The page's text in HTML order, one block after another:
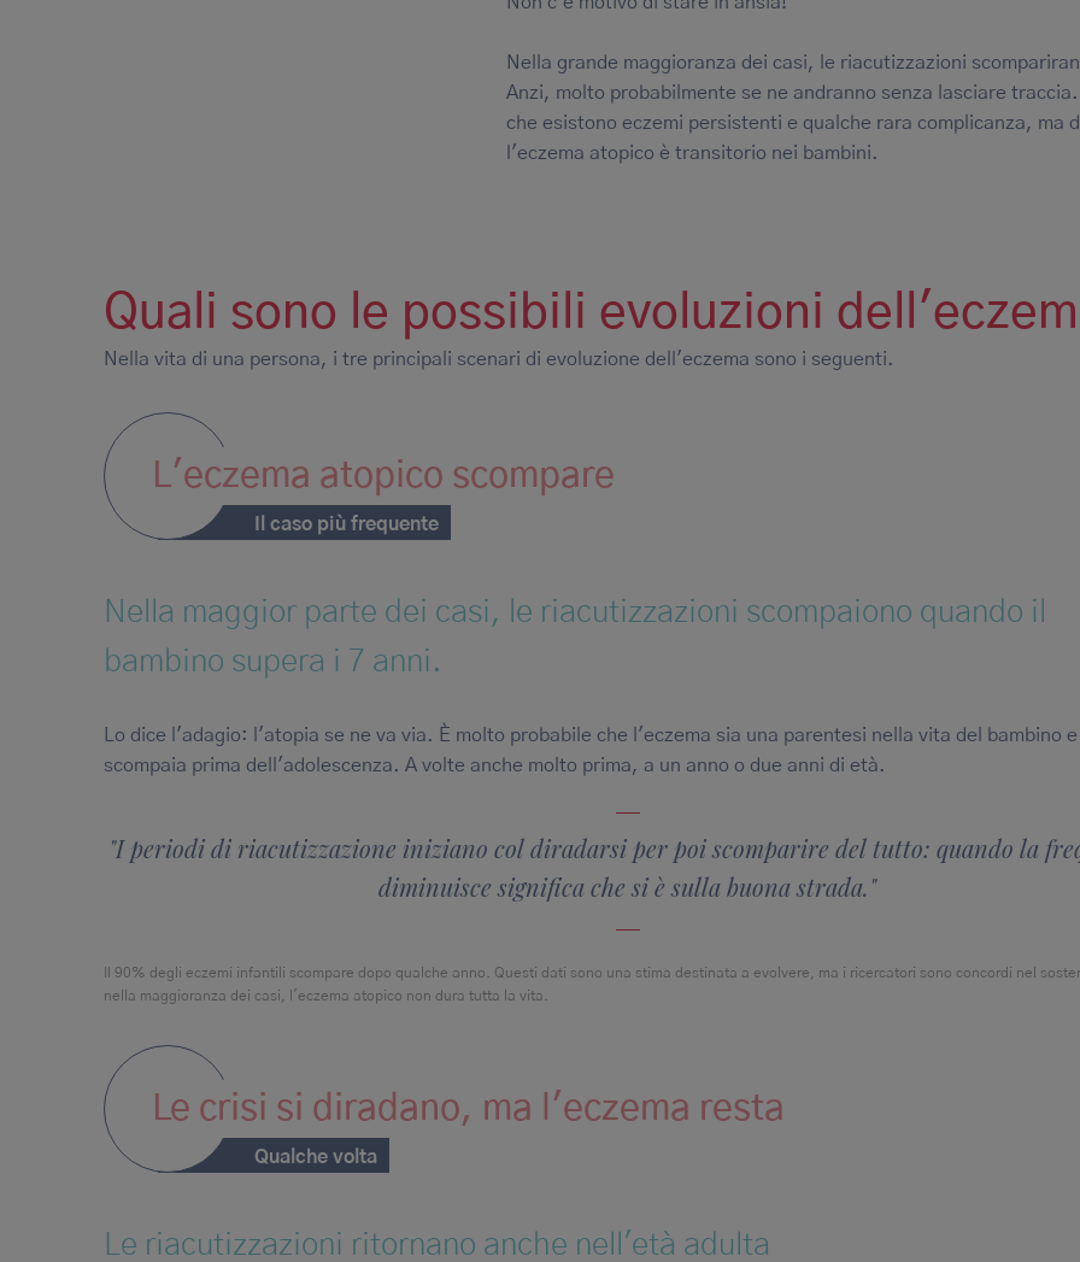
Nella grande maggioranza dei casi, le riacutizzazioni
Anzi, molto probabilmente se ne andranno senza lasciare traccia.
che esistono eczemi persistenti e qualche rara complicanza, ma
l'eczema atopico è transitorio nei bambini.
Quali sono le possibili evoluzioni
Nella vita di una persona, i tre principali scenari di evoluzione dell'eczema sono i seguenti.
L'eczema atopico scompare
Il caso più frequente
Nella maggior parte dei casi, le riacutizzazioni scompaiono quando il
bambino supera i 7 anni.
Lo dice l'adagio: l'atopia se ne va via. È molto probabile che l'eczema sia una parentesi nella vita del bambino e
scompaia prima dell'adolescenza. A volte anche molto prima, a un anno o due anni di età.
"I periodi di riacutizzazione iniziano col diradarsi per poi scomparire del tutto: quando la
diminuisce significa che si è sulla buona strada."
Il 90% degli eczemi infantili scompare dopo qualche anno. Questi dati sono una stima destinata a evolvere, ma i ricercatori sono concordi nel
nella maggioranza dei casi, l'eczema atopico non dura tutta la vita.
Le crisi si diradano, ma l'eczema resta
Qualche volta
Le riacutizzazioni ritornano anche nell'età adulta